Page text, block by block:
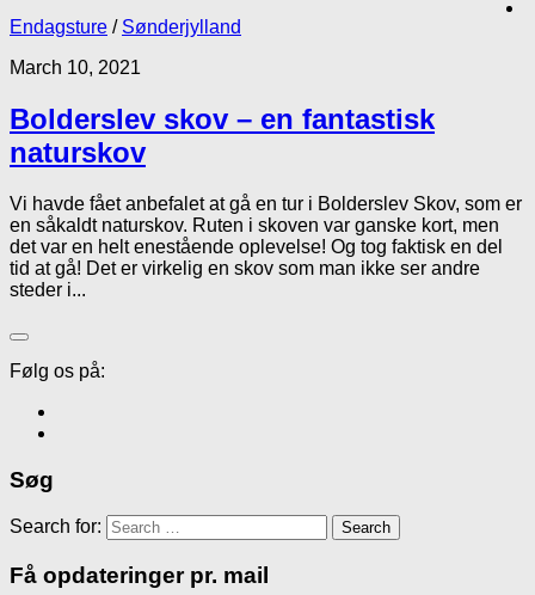
Endagsture / Sønderjylland
March 10, 2021
Bolderslev skov – en fantastisk
naturskov
Vi havde fået anbefalet at gå en tur i Bolderslev Skov, som er
en såkaldt naturskov. Ruten i skoven var ganske kort, men
det var en helt enestående oplevelse! Og tog faktisk en del
tid at gå! Det er virkelig en skov som man ikke ser andre
steder i...
Følg os på:
Søg
Search for:
Få opdateringer pr. mail